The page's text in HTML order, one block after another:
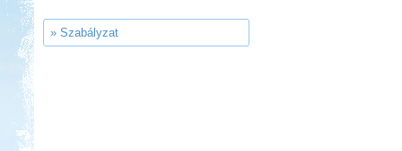
» Szabályzat